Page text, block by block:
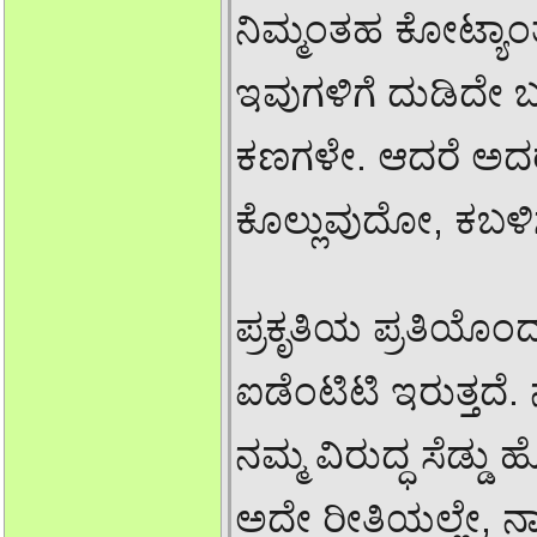
ನಿಮ್ಮಂತಹ
ಇವುಗಳಿಗೆ ದುಡಿದೇ
ಕಣಗಳೇ. ಆದರೆ
ಕೊಲ್ಲುವುದೋ,
ಪ್ರಕೃತಿಯ
ಐಡೆಂಟಿಟಿ ಇರುತ್ತದೆ.
ನಮ್ಮ ವಿರುದ್ಧ ಸೆಡ್ಡು
ಅದೇ ರೀತಿಯಲ್ಲೇ,